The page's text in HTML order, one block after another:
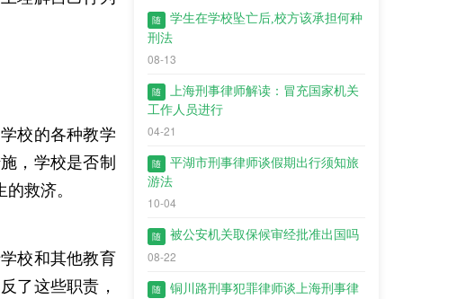
校的各种教学
，学校是否制
救济。
校和其他教育
了这些职责，
随
学生在学校坠亡后,校方该承担何种
刑法
08-13
随
上海刑事律师解读：冒充国家机关
工作人员进行
04-21
随
平湖市刑事律师谈假期出行须知旅
游法
10-04
随 被公安机关取保候审经批准出国吗
08-22
随
铜川路刑事犯罪律师谈上海刑事律